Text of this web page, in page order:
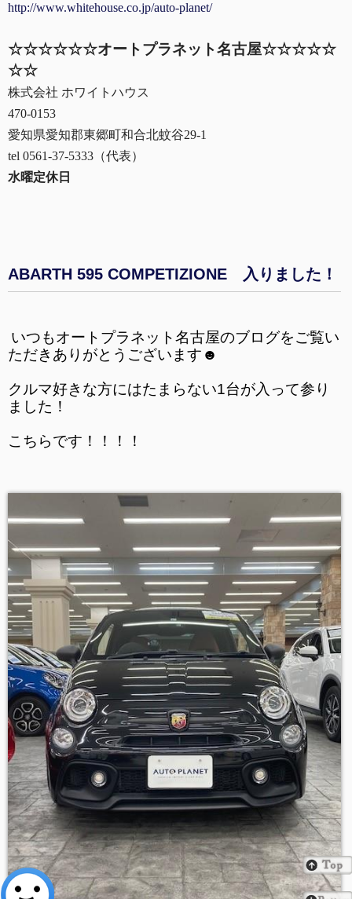
http://www.whitehouse.co.jp/auto-planet/
☆☆☆☆☆☆オートプラネット名古屋☆☆☆☆☆
☆☆
株式会社 ホワイトハウス
470-0153
愛知県愛知郡東郷町和合北蚊谷29-1
tel 0561-37-5333（代表）
水曜定休日
ABARTH 595 COMPETIZIONE 入りました！
いつもオートプラネット名古屋のブログをご覧い
ただきありがとうございます☻
クルマ好きな方にはたまらない1台が入って参り
ました！
こちらです！！！！